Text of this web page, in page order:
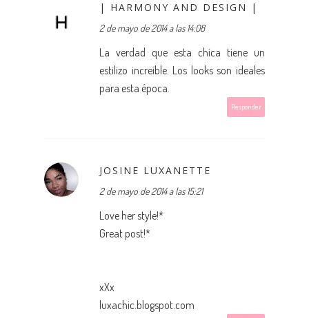
| HARMONY AND DESIGN |
2 de mayo de 2014 a las 14:08
La verdad que esta chica tiene un
estilizo increíble. Los looks son ideales
para esta época.
Responder
JOSINE LUXANETTE
2 de mayo de 2014 a las 15:21
Love her style!*
Great post!*
xXx
luxachic.blogspot.com